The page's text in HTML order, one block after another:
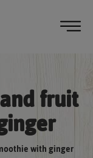
fruit
with ginger